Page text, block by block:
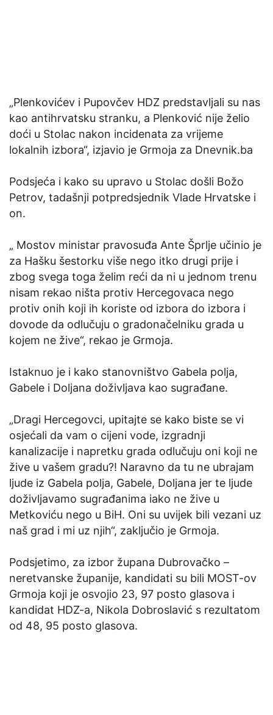
„Plenkovićev i Pupovčev HDZ predstavljali su nas
kao antihrvatsku stranku, a Plenković nije želio
doći u Stolac nakon incidenata za vrijeme
lokalnih izbora“, izjavio je Grmoja za Dnevnik.ba
Podsjeća i kako su upravo u Stolac došli Božo
Petrov, tadašnji potpredsjednik Vlade Hrvatske i
on.
„ Mostov ministar pravosuđa Ante Šprlje učinio je
za Hašku šestorku više nego itko drugi prije i
zbog svega toga želim reći da ni u jednom trenu
nisam rekao ništa protiv Hercegovaca nego
protiv onih koji ih koriste od izbora do izbora i
dovode da odlučuju o gradonačelniku grada u
kojem ne žive“, rekao je Grmoja.
Istaknuo je i kako stanovništvo Gabela polja,
Gabele i Doljana doživljava kao sugrađane.
„Dragi Hercegovci, upitajte se kako biste se vi
osjećali da vam o cijeni vode, izgradnji
kanalizacije i napretku grada odlučuju oni koji ne
žive u vašem gradu?! Naravno da tu ne ubrajam
ljude iz Gabela polja, Gabele, Doljana jer te ljude
doživljavamo sugrađanima iako ne žive u
Metkoviću nego u BiH. Oni su uvijek bili vezani uz
naš grad i mi uz njih“, zaključio je Grmoja.
Podsjetimo, za izbor župana Dubrovačko –
neretvanske županije, kandidati su bili MOST-ov
Grmoja koji je osvojio 23, 97 posto glasova i
kandidat HDZ-a, Nikola Dobroslavić s rezultatom
od 48, 95 posto glasova.